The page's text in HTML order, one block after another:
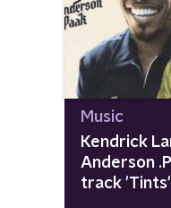
Music
Kendrick
Anderson
track 'Tints'